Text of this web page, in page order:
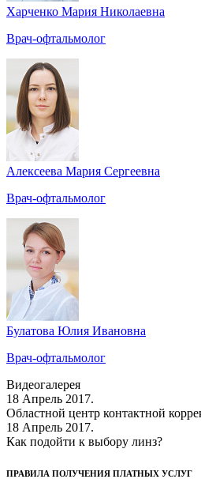
Харченко Мария Николаевна
Врач-офтальмолог
Алексеева Мария Сергеевна
Врач-офтальмолог
Булатова Юлия Ивановна
Врач-офтальмолог
Видеогалерея
18 Апрель 2017.
Областной центр контактной
18 Апрель 2017.
Как подойти к выбору линз?
ПРАВИЛА ПОЛУЧЕНИЯ ПЛАТНЫХ УСЛУГ